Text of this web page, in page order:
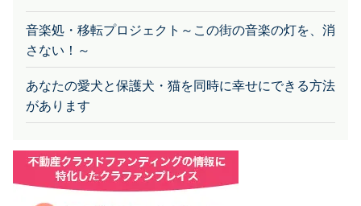
さない！～
があります